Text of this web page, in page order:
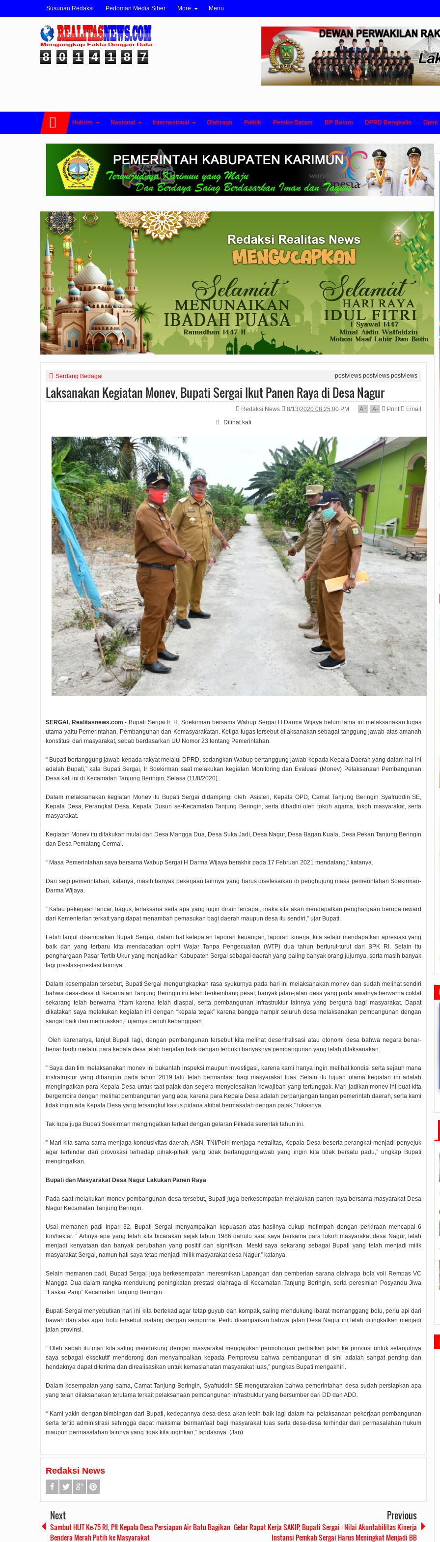
Susunan Redaksi Pedoman Media Siber More Menu
8 0 1 4 1 8 7
Hukrim Nasional Internasional Olahraga Politik Pemko Batam BP Batam DPRD Bengkalis Opini
Serdang Bedagai postviewspostviewspostviews
Laksanakan Kegiatan Monev, Bupati Sergai Ikut Panen Raya di Desa Nagur
Redaksi News 8/13/2020 08:25:00 PM A+ A- Print
Email
Dilihat kali
SERGAI, Realitasnews.com - Bupati Sergai Ir. H. Soekirman bersama Wabup Sergai H Darma Wijaya belum lama ini melaksanakan tugas
utama yaitu Pemerintahan, Pembangunan dan Kemasyarakatan. Ketiga tugas tersebut dilaksanakan sebagai tanggung jawab atas amanah
konstitusi dari masyarakat, sebab berdasarkan UU Nomor 23 tentang Pemerintahan.
“ Bupati bertanggung jawab kepada rakyat melalui DPRD, sedangkan Wabup bertanggung jawab kepada Kepala Daerah yang dalam hal ini
adalah Bupati,” kata Bupati Sergai, Ir Soekirman saat melakukan kegiatan Monitoring dan Evaluasi (Monev) Pelaksanaan Pembangunan
Desa kali ini di Kecamatan Tanjung Beringin, Selasa (11/8/2020).
Dalam melaksanakan kegiatan Monev itu Bupati Sergai didampingi oleh Asisten, Kepala OPD, Camat Tanjung Beringin Syafruddin SE,
Kepala Desa, Perangkat Desa, Kepala Dusun se-Kecamatan Tanjung Beringin, serta dihadiri oleh tokoh agama, tokoh masyarakat, serta
masyarakat.
Kegiatan Monev itu dilakukan mulai dari Desa Mangga Dua, Desa Suka Jadi, Desa Nagur, Desa Bagan Kuala, Desa Pekan Tanjung Beringin
dan Desa Pematang Cermai.
“ Masa Pemerintahan saya bersama Wabup Sergai H Darma Wijaya berakhir pada 17 Februari 2021 mendatang,” katanya.
Dari segi pemerintahan, katanya, masih banyak pekerjaan lainnya yang harus diselesaikan di penghujung masa pemerintahan Soekirman-
Darma Wijaya.
“ Kalau pekerjaan lancar, bagus, terlaksana serta apa yang ingin diraih tercapai, maka kita akan mendapatkan penghargaan berupa reward
dari Kementerian terkait yang dapat menambah pemasukan bagi daerah maupun desa itu sendiri,” ujar Bupati.
Lebih lanjut disampaikan Bupati Sergai, dalam hal ketepatan laporan keuangan, laporan kinerja, kita selalu mendapatkan apresiasi yang
baik dan yang terbaru kita mendapatkan opini Wajar Tanpa Pengecualian (WTP) dua tahun berturut-turut dari BPK RI. Selain itu
penghargaan Pasar Tertib Ukur yang menjadikan Kabupaten Sergai sebagai daerah yang paling banyak orang jujurnya, serta masih banyak
lagi prestasi-prestasi lainnya.
Dalam kesempatan tersebut, Bupati Sergai mengungkapkan rasa syukurnya pada hari ini melaksanakan monev dan sudah melihat sendiri
bahwa desa-desa di Kecamatan Tanjung Beringin ini telah berkembang pesat, banyak jalan-jalan desa yang pada awalnya berwarna coklat
sekarang telah berwarna hitam karena telah diaspal, serta pembangunan infrastruktur lainnya yang berguna bagi masyarakat. Dapat
dikatakan saya melakukan kegiatan ini dengan “kepala tegak” karena bangga hampir seluruh desa melaksanakan pembangunan dengan
sangat baik dan memuaskan,” ujarnya penuh kebanggaan.
Oleh karenanya, lanjut Bupati lagi, dengan pembangunan tersebut kita melihat desentralisasi atau otonomi desa bahwa negara benar-
benar hadir melalui para kepala desa telah berjalan baik dengan terbukti banyaknya pembangunan yang telah dilaksanakan.
“ Saya dan tim melaksanakan monev ini bukanlah inspeksi maupun investigasi, karena kami hanya ingin melihat kondisi serta sejauh mana
insfratruktur yang dibangun pada tahun 2019 lalu telah bermanfaat bagi masyarakat luas. Selain itu tujuan utama kegiatan ini adalah
mengingatkan para Kepala Desa untuk taat pajak dan segera menyelesaikan kewajiban yang tertunggak. Mari jadikan monev ini buat kita
bergembira dengan melihat pembangunan yang ada, karena para Kepala Desa adalah perpanjangan tangan pemerintah daerah, serta kami
tidak ingin ada Kepala Desa yang tersangkut kasus pidana akibat bermasalah dengan pajak,” tukasnya.
Tak lupa juga Bupati Soekirman mengingatkan terkait dengan gelaran Pilkada serentak tahun ini.
” Mari kita sama-sama menjaga kondusivitas daerah, ASN, TNI/Polri menjaga netralitas, Kepala Desa beserta perangkat menjadi penyejuk
agar terhindar dari provokasi terhadap pihak-pihak yang tidak bertanggungjawab yang ingin kita tidak bersatu padu,” ungkap Bupati
mengingatkan.
Bupati dan Masyarakat Desa Nagur Lakukan Panen Raya
Pada saat melakukan monev pembangunan desa tersebut, Bupati juga berkesempatan melakukan panen raya bersama masyarakat Desa
Nagur Kecamatan Tanjung Beringin.
Usai memanen padi Inpari 32, Bupati Sergai menyampaikan kepuasan atas hasilnya cukup melimpah dengan perkiraan mencapai 6
ton/hektar. ” Artinya apa yang telah kita bicarakan sejak tahun 1986 dahulu saat saya bersama para tokoh masyarakat desa Nagur, telah
menjadi kenyataan dan banyak perubahan yang positif dan signifikan. Meski saya sekarang sebagai Bupati yang telah menjadi milik
masyarakat Sergai, namun hati saya tetap menjadi milik masyarakat desa Nagur,” katanya.
Selain memanen padi, Bupati Sergai juga berkesempatan meresmikan Lapangan dan pemberian sarana olahraga bola voli Rempas VC
Mangga Dua dalam rangka mendukung peningkatan prestasi olahraga di Kecamatan Tanjung Beringin, serta peresmian Posyandu Jiwa
“Laskar Panji” Kecamatan Tanjung Beringin.
Bupati Sergai menyebutkan hari ini kita bertekad agar tetap guyub dan kompak, saling mendukung ibarat memanggang bolu, perlu api dari
bawah dan atas agar bolu tersebut matang dengan sempurna. Perlu disampaikan bahwa jalan Desa Nagur ini telah ditingkatkan menjadi
jalan provinsi.
“ Oleh sebab itu mari kita saling mendukung dengan masyarakat mengajukan permohonan perbaikan jalan ke provinsi untuk selanjutnya
saya sebagai eksekutif mendorong dan menyampaikan kepada Pemprovsu bahwa pembangunan di sini adalah sangat penting dan
hendaknya dapat diterima dan direalisasikan untuk kemaslahatan masyarakat luas,” pungkas Bupati mengakhiri.
Dalam kesempatan yang sama, Camat Tanjung Beringin, Syafruddin SE mengutarakan bahwa pemerintahan desa sudah persiapkan apa
yang telah dilaksanakan terutama terkait pelaksanaan pembangunan infrastruktur yang bersumber dari DD dan ADD.
“ Kami yakin dengan bimbingan dari Bupati, kedepannya desa-desa akan lebih baik lagi dalam hal pelaksanaan pekerjaan pembangunan
serta tertib administrasi sehingga dapat maksimal bermanfaat bagi masyarakat luas serta desa-desa terhindar dari permasalahan hukum
maupun permasalahan lainnya yang tidak kita inginkan,” tandasnya. (Jan)
Redaksi News
Next
Sambut HUT Ke-75 RI, Plt Kepala Desa Persiapan Air Batu Bagikan
Bendera Merah Putih ke Masyarakat
Previous
Gelar Rapat Kerja SAKIP, Bupati Sergai : Nilai Akuntabilitas Kinerja
Instansi Pemkab Sergai Harus Meningkat Menjadi BB
Rudi Sampaikan Rencana
Pembangunan Batam
0 Comments
Rudi Tinjau Pemupukan Pohon dan
Kesiapan Pelebaran Jalan
2019/06/19 0 Comments
Safari Ramadhan Walikota
Silahturahmi Dan Komunikasi
Dengan Masyarakat
2019/05/140